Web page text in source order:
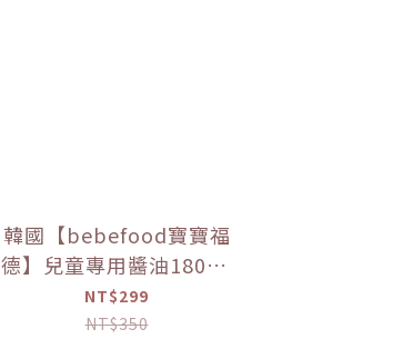
韓國【bebefood寶寶福
德】兒童專用醬油180ml
｜煮湯/沾用｜10m+｜常
溫
NT$299
NT$350